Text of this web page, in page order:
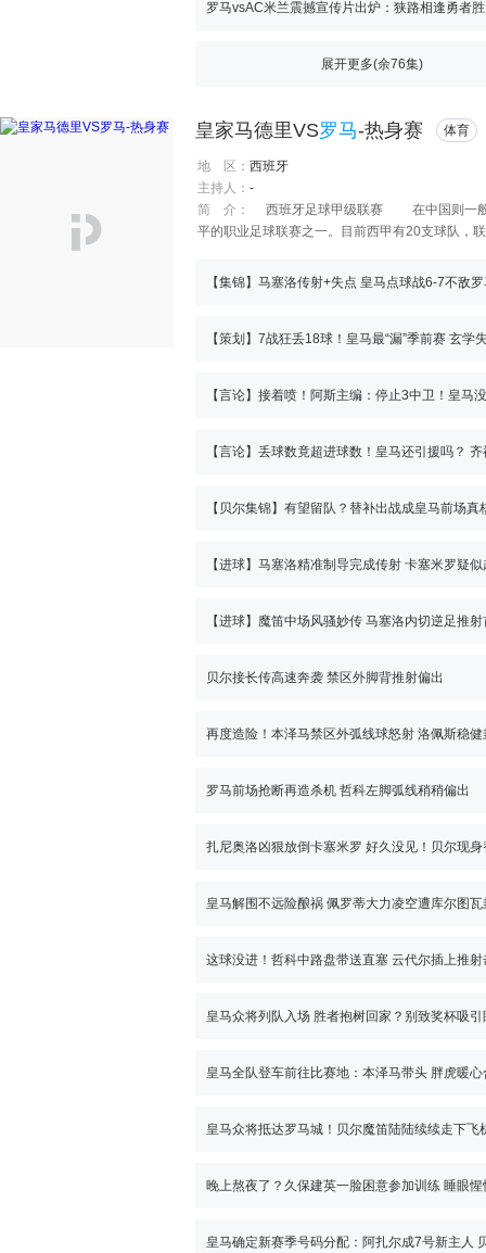
罗马vsAC米兰震撼宣传片出炉：狭路相逢勇者
展开更多(余76集)
皇家马德里VS罗马-热身赛 体育
地 区： 西班牙
主持人： -
简 介：
西班牙足球甲级联赛 在中国则一般
平的职业足球联赛之一。目前西甲有20支球队，
赛的球风注重技术与进攻，具有很强的观赏性。
【集锦】马塞洛传射+失点 皇马点球战6-7不敌
【进球】魔笛中场风骚妙传 马塞洛内切逆足推
贝尔接长传高速奔袭 禁区外脚背推射偏出
再度造险！本泽马禁区外弧线球怒射 洛佩斯稳健
罗马前场抢断再造杀机 哲科左脚弧线稍稍偏出
皇马解围不远险酿祸 佩罗蒂大力凌空遭库尔图瓦
这球没进！哲科中路盘带送直塞 云代尔插上推
皇马众将列队入场 胜者抱树回家？别致奖杯吸引
皇马众将抵达罗马城！贝尔魔笛陆陆续续走下飞